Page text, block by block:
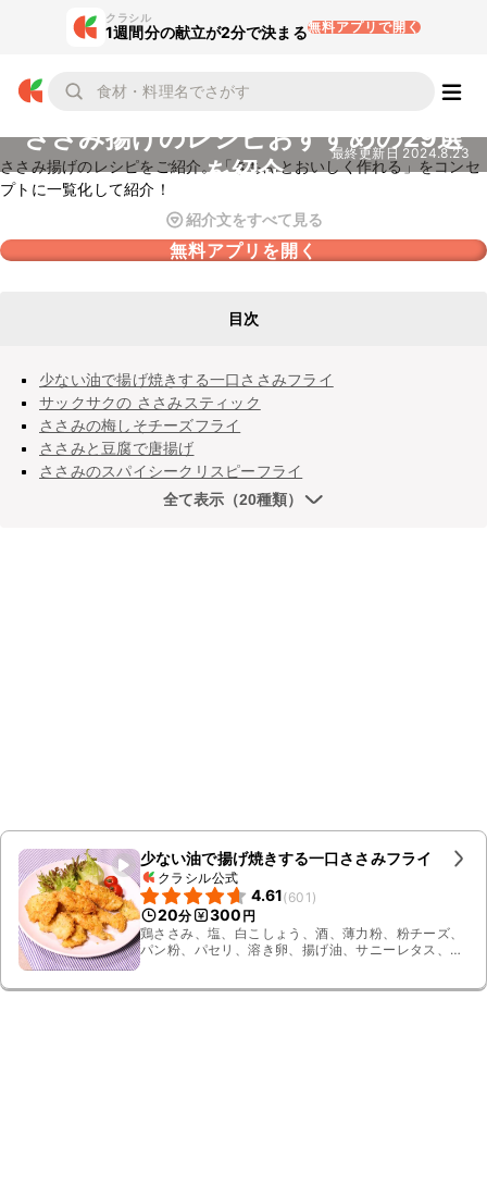
クラシル
1週間分の献立が2分で決まる無料アプリで開く
ささみ揚げのレシピおすすめの29選
を紹介
最終更新日 2024.8.23
ささみ揚げのレシピをご紹介。「きちんとおいしく作れる」をコンセ
プトに一覧化して紹介！
紹介文をすべて見る
無料アプリを開く
目次
少ない油で揚げ焼きする一口ささみフライ
サックサクの ささみスティック
ささみの梅しそチーズフライ
ささみと豆腐で唐揚げ
ささみのスパイシークリスピーフライ
全て表示（20種類）
少ない油で揚げ焼きする一口ささみフライ
クラシル公式
4.61(601 )
20分 300 円
鶏ささみ、塩、白こしょう、酒、薄力粉、粉チーズ、
パン粉、パセリ、溶き卵、揚げ油、サニーレタス、ミ